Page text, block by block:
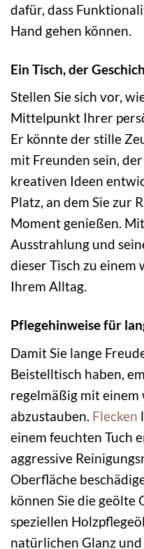
dafür, dass
Hand gehen können.
Ein Tisch, der
Stellen Sie sich vor,
Mittelpunkt Ihrer
Er könnte der stille
mit Freunden sein,
kreativen Ideen
Platz, an dem Sie zur
Moment genießen.
Ausstrahlung und
dieser Tisch zu
Ihrem Alltag.
Pflegehinweise für
Damit Sie lange
Beistelltisch haben,
regelmäßig mit einem
abzustauben. Flecken
einem feuchten Tuch
aggressive
Oberfläche
können Sie die geölte
speziellen
natürlichen Glanz